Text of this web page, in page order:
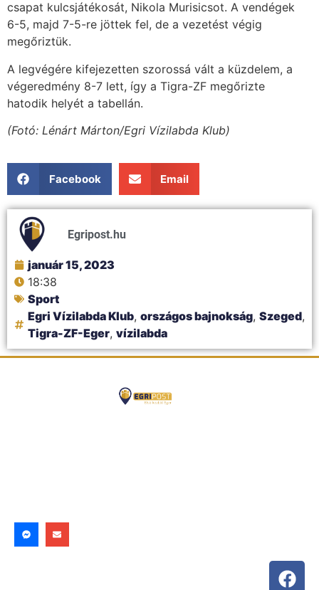
csapat kulcsjátékosát, Nikola Murisicsot. A vendégek
6-5, majd 7-5-re jöttek fel, de a vezetést végig
megőriztük.
A legvégére kifejezetten szorossá vált a küzdelem, a
végeredmény 8-7 lett, így a Tigra-ZF megőrizte
hatodik helyét a tabellán.
(Fotó: Lénárt Márton/Egri Vízilabda Klub)
Facebook Email
Egripost.hu
január 15, 2023
18:38
Sport
Egri Vízilabda Klub, országos bajnokság, Szeged,
Tigra-ZF-Eger, vízilabda